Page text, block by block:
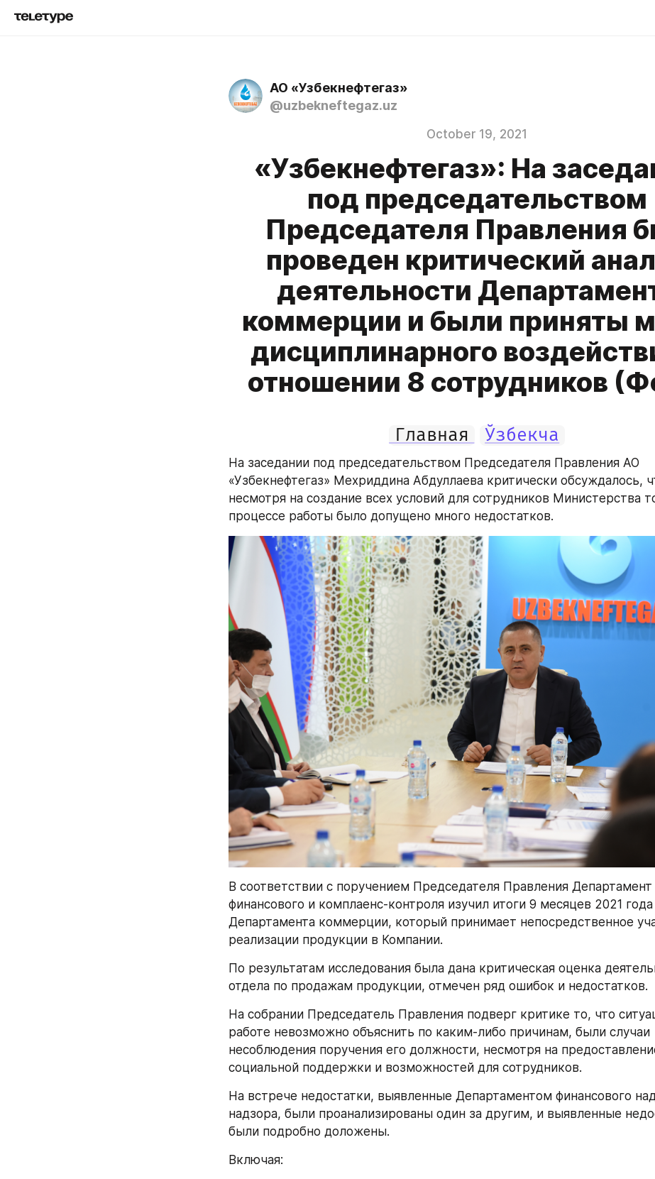
АО «Узбекнефтегаз»
@uzbekneftegaz.uz
October 19, 2021
«Узбекнефтегаз»: На
под председательством
Председателя Правления
проведен критический
деятельности
коммерции и были приняты
дисциплинарного
отношении 8 сотрудников
Главная Ўзбекча
На заседании под председательством Председателя Правления АО
«Узбекнефтегаз» Мехриддина Абдуллаева критически обсуждалось,
несмотря на создание всех условий для сотрудников Министерства
процессе работы было допущено много недостатков.
В соответствии с поручением Председателя Правления Департамент
финансового и комплаенс-контроля изучил итоги 9 месяцев 2021 года
Департамента коммерции, который принимает непосредственное
реализации продукции в Компании.
По результатам исследования была дана критическая оценка
отдела по продажам продукции, отмечен ряд ошибок и недостатков.
На собрании Председатель Правления подверг критике то, что
работе невозможно объяснить по каким-либо причинам, были случаи
несоблюдения поручения его должности, несмотря на
социальной поддержки и возможностей для сотрудников.
На встрече недостатки, выявленные Департаментом финансового
надзора, были проанализированы один за другим, и выявленные
были подробно доложены.
Включая: